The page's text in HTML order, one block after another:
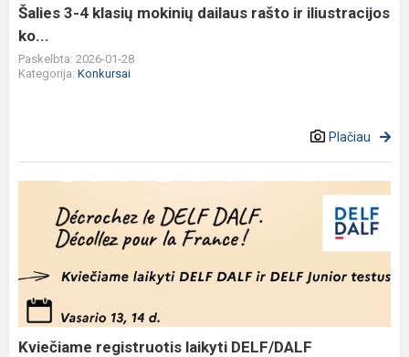
ir
iliustracijos
ko...
Šalies 3-4 klasių mokinių dailaus rašto ir iliustracijos
ko...
Paskelbta: 2026-01-28
Kategorija: Konkursai
Plačiau
registruotis
egzaminus.
Kviečiame registruotis laikyti DELF/DALF